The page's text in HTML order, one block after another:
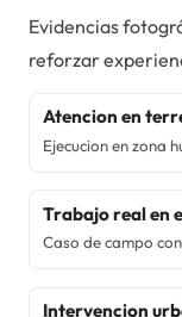
Evidencias
reforzar
Atencion en
Ejecucion en zona
Trabajo real en
Caso de campo
Intervencion